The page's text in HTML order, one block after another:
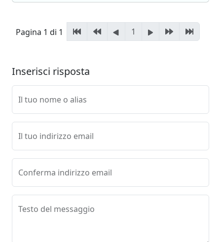
Pagina 1 di 1 1
Inserisci risposta
Il tuo nome o alias
Il tuo indirizzo email
Conferma indirizzo email
Testo del messaggio